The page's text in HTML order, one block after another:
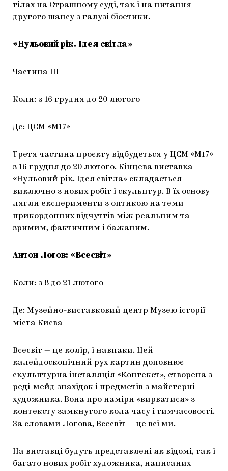
тілах на Страшному суді, так і на питання
другого шансу з галузі біоетики.
«Нульовий рік. Ідея світла»
Частина ІІІ
Коли: з 16 грудня до 20 лютого
Де: ЦСМ «М17»
Третя частина проєкту відбудеться у ЦСМ «М17»
з 16 грудня до 20 лютого. Кінцева виставка
«Нульовий рік. Ідея світла» складається
виключно з нових робіт і скульптур. В їх основу
лягли експерименти з оптикою на теми
прикордонних відчуттів між реальним та
зримим, фактичним і бажаним.
Антон Логов: «Всесвіт»
Коли: з 8 до 21 лютого
Де: Музейно-виставковий центр Музею історії
міста Києва
Всесвіт — це колір, і навпаки. Цей
калейдоскопічний рух картин доповнює
скульптурна інсталяція «Контекст», створена з
реді-мейд знахідок і предметів з майстерні
художника. Вона про наміри «вирватися» з
контексту замкнутого кола часу і тимчасовості.
За словами Логова, Всесвіт — це всі ми.
На виставці будуть представлені як відомі, так і
багато нових робіт художника, написаних